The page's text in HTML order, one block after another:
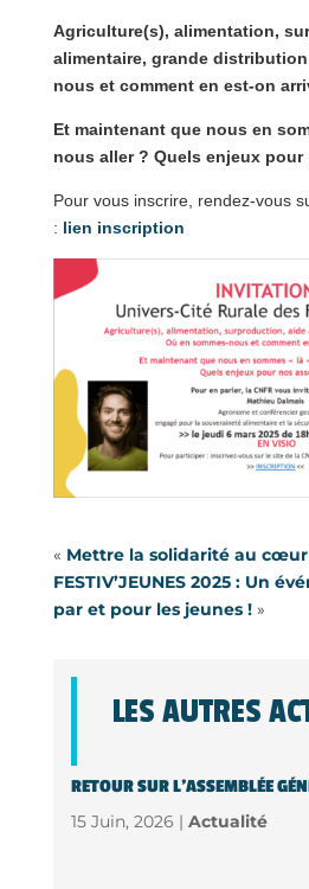
Agriculture(s), alimentation,
alimentaire, grande
nous et comment en est-on
Et maintenant que nous en
nous aller ? Quels enjeux
Pour vous inscrire, rendez-vous
: lien inscription
« Mettre la solidarité au
FESTIV’JEUNES 2025 : Un
par et pour les jeunes !»
LES AUTRES
RETOUR SUR L’ASSEMBLÉE
15 Juin, 2026 | Actualité